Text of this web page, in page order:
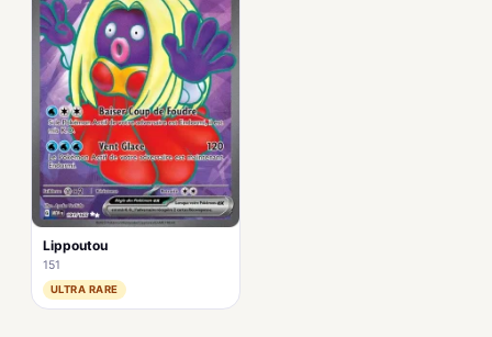
Lippoutou
151
ULTRA RARE